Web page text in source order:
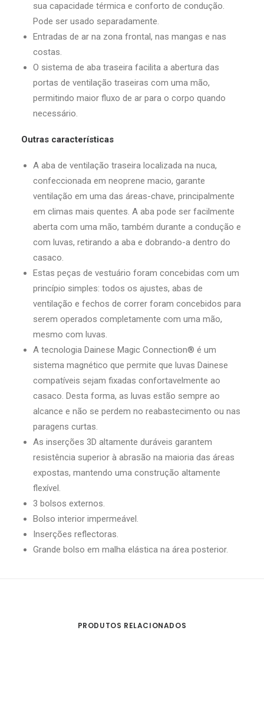
sua capacidade térmica e conforto de condução.
Pode ser usado separadamente.
Entradas de ar na zona frontal, nas mangas e nas
costas.
O sistema de aba traseira facilita a abertura das
portas de ventilação traseiras com uma mão,
permitindo maior fluxo de ar para o corpo quando
necessário.
Outras características
A aba de ventilação traseira localizada na nuca,
confeccionada em neoprene macio, garante
ventilação em uma das áreas-chave, principalmente
em climas mais quentes. A aba pode ser facilmente
aberta com uma mão, também durante a condução e
com luvas, retirando a aba e dobrando-a dentro do
casaco.
Estas peças de vestuário foram concebidas com um
princípio simples: todos os ajustes, abas de
ventilação e fechos de correr foram concebidos para
serem operados completamente com uma mão,
mesmo com luvas.
A tecnologia Dainese Magic Connection® é um
sistema magnético que permite que luvas Dainese
compatíveis sejam fixadas confortavelmente ao
casaco. Desta forma, as luvas estão sempre ao
alcance e não se perdem no reabastecimento ou nas
paragens curtas.
As inserções 3D altamente duráveis ​​garantem
resistência superior à abrasão na maioria das áreas
expostas, mantendo uma construção altamente
flexível.
3 bolsos externos.
Bolso interior impermeável.
Inserções reflectoras.
Grande bolso em malha elástica na área posterior.
PRODUTOS RELACIONADOS